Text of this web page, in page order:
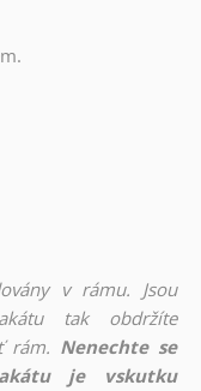
v rámu. Jsou
tak obdržíte
rám. Nenechte se
je vskutku